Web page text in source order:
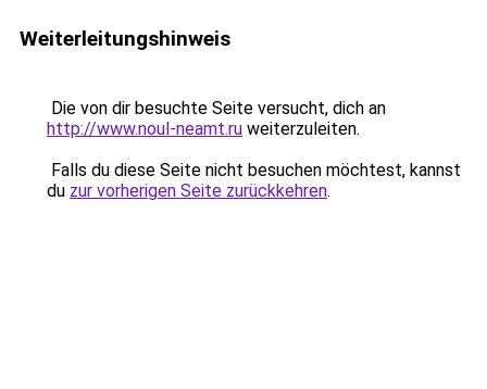
Weiterleitungshinweis
Die von dir besuchte Seite versucht, dich an
http://www.noul-neamt.ru weiterzuleiten.
Falls du diese Seite nicht besuchen möchtest, kannst
du zur vorherigen Seite zurückkehren.